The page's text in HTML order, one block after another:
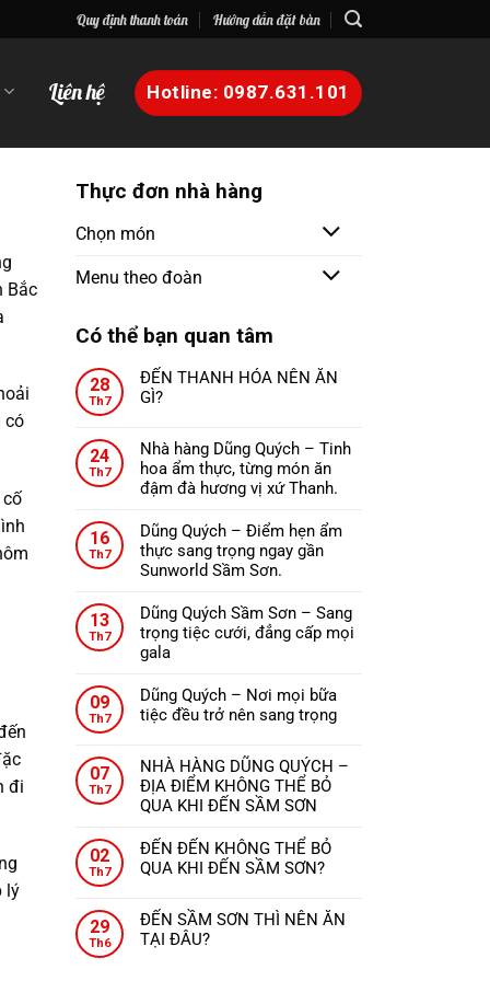
Quy định thanh toán Hướng dẫn đặt bàn
Liên hệ Hotline: 0987.631.101
Bắc
có
đi
lý
Thực đơn nhà hàng
Chọn món
Menu theo đoàn
Có thể bạn quan tâm
28
Th7
ĐẾN THANH HÓA NÊN ĂN
GÌ?
bình
luận
ở
THANH
HÓA
NÊN
GÌ?
24
Th7
Nhà hàng Dũng Quých – Tinh
hoa ẩm thực, từng món ăn
đậm đà hương vị xứ Thanh.
có
bình
luận
Nhà
hàng
Dũng
Quých
Tinh
hoa
thực,
từng
món
đậm
đà
hương
xứ
Thanh.
16
Th7
Dũng Quých – Điểm hẹn ẩm
thực sang trọng ngay gần
Sunworld Sầm Sơn.
có
bình
luận
ở
Dũng
Quých
–
hẹn
ẩm
thực
trọng
ngay
Sầm
Sơn.
13
Th7
Dũng Quých Sầm Sơn – Sang
trọng tiệc cưới, đẳng cấp mọi
gala
có
bình
luận
Dũng
Quých
Sầm
–
Sang
tiệc
cưới,
đẳng
09
Th7
Dũng Quých – Nơi mọi bữa
tiệc đều trở nên sang trọng
bình
luận
ở
Quých
–
mọi
bữa
tiệc
07
Th7
NHÀ HÀNG DŨNG QUÝCH –
ĐỊA ĐIỂM KHÔNG THỂ BỎ
QUA KHI ĐẾN SẦM SƠN
có
bình
NHÀ
HÀNG
02
Th7
ĐẾN ĐẾN KHÔNG THỂ BỎ
QUA KHI ĐẾN SẦM SƠN?
có
bình
luận
29
Th6
ĐẾN SẦM SƠN THÌ NÊN ĂN
TẠI ĐÂU?